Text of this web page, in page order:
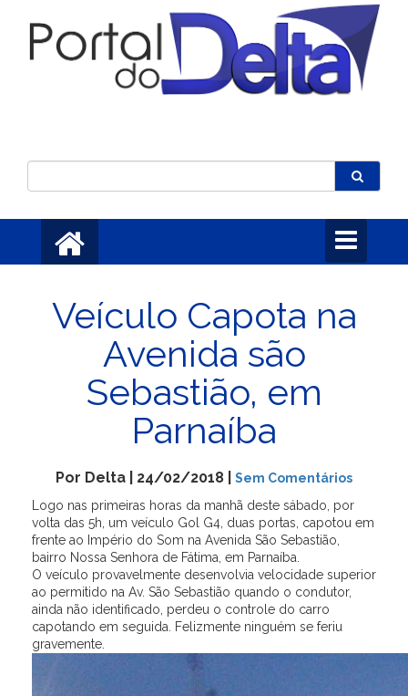
Toggle
navigation
Veículo Capota na
Avenida são
Sebastião, em
Parnaíba
Por Delta | 24/02/2018 | Sem Comentários
Logo nas primeiras horas da manhã deste sábado, por
volta das 5h, um veículo Gol G4, duas portas, capotou em
frente ao Império do Som na Avenida São Sebastião,
bairro Nossa Senhora de Fátima, em Parnaíba.
O veículo provavelmente desenvolvia velocidade superior
ao permitido na Av. São Sebastião quando o condutor,
ainda não identificado, perdeu o controle do carro
capotando em seguida. Felizmente ninguém se feriu
gravemente.